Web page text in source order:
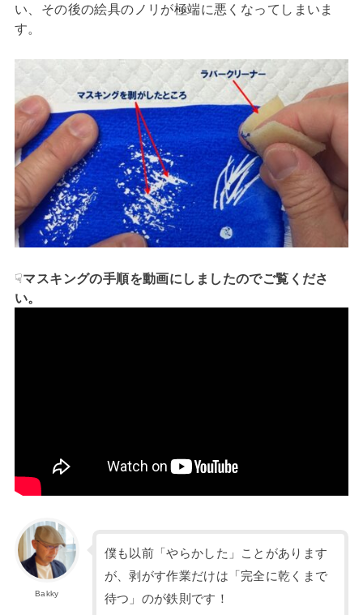
い、その後の絵具のノリが極端に悪くなってしまいま
す。
☟マスキングの手順を動画にしましたのでご覧くださ
い。
Bakky
僕も以前「やらかした」ことがあります
が、剥がす作業だけは「完全に乾くまで
待つ」のが鉄則です！